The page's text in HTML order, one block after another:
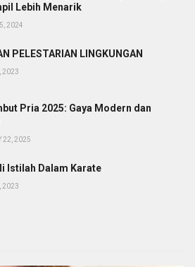
Lebih Menarik
2024
PELESTARIAN LINGKUNGAN
2023
Pria 2025: Gaya Modern dan
22, 2025
Istilah Dalam Karate
2023